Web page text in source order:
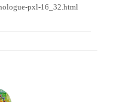
pxl-16_32.html